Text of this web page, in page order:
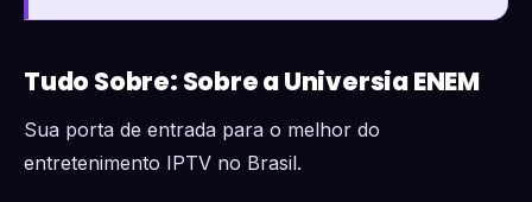
Tudo Sobre: Sobre a Universia ENEM
Sua porta de entrada para o melhor do
entretenimento IPTV no Brasil.